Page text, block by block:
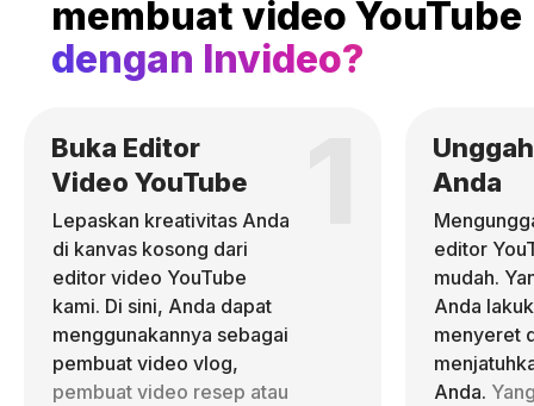
membuat video YouTube
dengan Invideo?
Buka Editor
Video YouTube
Lepaskan kreativitas Anda
di kanvas kosong dari
editor video YouTube
kami. Di sini, Anda dapat
menggunakannya sebagai
pembuat video vlog,
pembuat video resep atau
Anda
editor
mudah.
Anda
menyeret
Anda.